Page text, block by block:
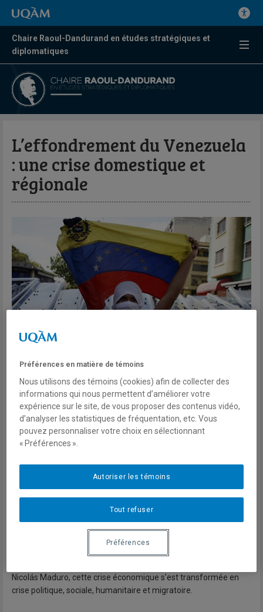
Chaire Raoul-Dandurand en études stratégiques et
diplomatiques
L’effondrement du Venezuela
: une crise domestique et
régionale
Jeudi 14 février, de 12h30 à 13h45
Gérin-Lajoie), Salle N-M450
Depuis 2010, le Venezuela est en proie à d'importantes
cours du pétrole et aux politiques économiques du
Nicolás Maduro, cette crise économique s'est transformée en
crise politique, sociale, humanitaire et migratoire.
Préférences en matière de témoins
Nous utilisons des témoins (cookies) afin de collecter des
informations qui nous permettent d’améliorer votre
expérience sur le site, de vous proposer des contenus vidéo,
d’analyser les statistiques de fréquentation, etc. Vous
pouvez personnaliser votre choix en sélectionnant
« Préférences ».
Tout refuser
Autoriser les témoins
Préférences